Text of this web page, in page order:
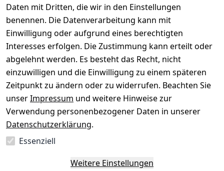
Daten mit Dritten, die wir in den Einstellungen
benennen. Die Datenverarbeitung kann mit
Einwilligung oder aufgrund eines berechtigten
Interesses erfolgen. Die Zustimmung kann erteilt oder
abgelehnt werden. Es besteht das Recht, nicht
einzuwilligen und die Einwilligung zu einem späteren
Zeitpunkt zu ändern oder zu widerrufen. Beachten Sie
unserImpressum und weitere Hinweise zur
Verwendung personenbezogener Daten in unserer
Datenschutzerklärung.
Essenziell
Weitere Einstellungen
Gerät verkaufen
Sichere Zahlungsarten
SEPA Bank
Sicherheit
Deine Daten. Sicher. Vertraulich.